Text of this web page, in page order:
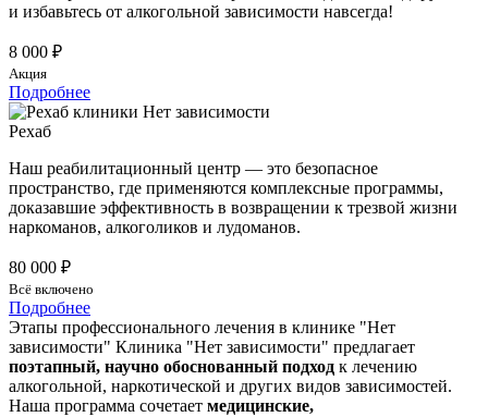
и избавьтесь от алкогольной зависимости навсегда!
8 000 ₽
Акция
Подробнее
Рехаб
Наш реабилитационный центр — это безопасное
пространство, где применяются комплексные программы,
доказавшие эффективность в возвращении к трезвой жизни
наркоманов, алкоголиков и лудоманов.
80 000 ₽
Всё включено
Подробнее
Этапы профессионального лечения в клинике "Нет
зависимости" Клиника "Нет зависимости" предлагает
поэтапный, научно обоснованный подход к лечению
алкогольной, наркотической и других видов зависимостей.
Наша программа сочетает медицинские,